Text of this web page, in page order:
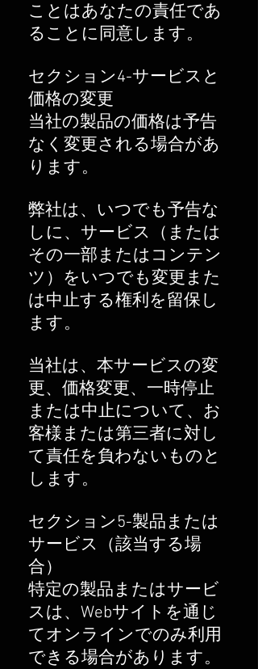
ことはあなたの責任であ
ることに同意します。
セクション4-サービスと
価格の変更
当社の製品の価格は予告
なく変更される場合があ
ります。
弊社は、いつでも予告な
しに、サービス（または
その一部またはコンテン
ツ）をいつでも変更また
は中止する権利を留保し
ます。
当社は、本サービスの変
更、価格変更、一時停止
または中止について、お
客様または第三者に対し
て責任を負わないものと
します。
セクション5-製品または
サービス（該当する場
合）
特定の製品またはサービ
スは、Webサイトを通じ
てオンラインでのみ利用
できる場合があります。